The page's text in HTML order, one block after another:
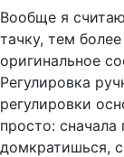
Вообще я
тачку, тем
оригинальное
Регулировка
регулировки
просто:
домкратишься,